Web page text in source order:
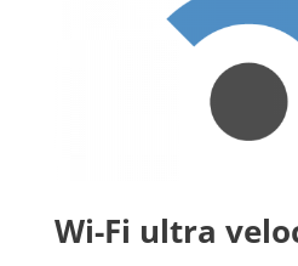
Wi-Fi ultra